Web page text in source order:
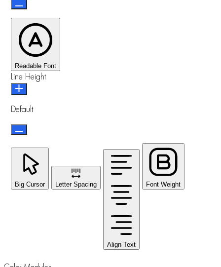
Readable Font
Line Height
Default
Big Cursor Letter Spacing
Align Text
Font Weight